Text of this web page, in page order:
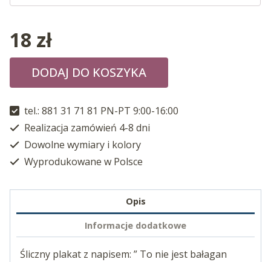
18 zł
DODAJ DO KOSZYKA
tel.: 881 31 71 81 PN-PT 9:00-16:00
Realizacja zamówień 4-8 dni
Dowolne wymiary i kolory
Wyprodukowane w Polsce
Opis
Informacje dodatkowe
Śliczny plakat z napisem: ” To nie jest bałagan